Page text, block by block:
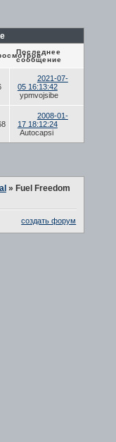
Последнее
сообщение
2021-07-
05 16:13:42
ypmvojsibe
2008-01-
17 18:12:24
Autocapsi
» Fuel Freedom
создать форум